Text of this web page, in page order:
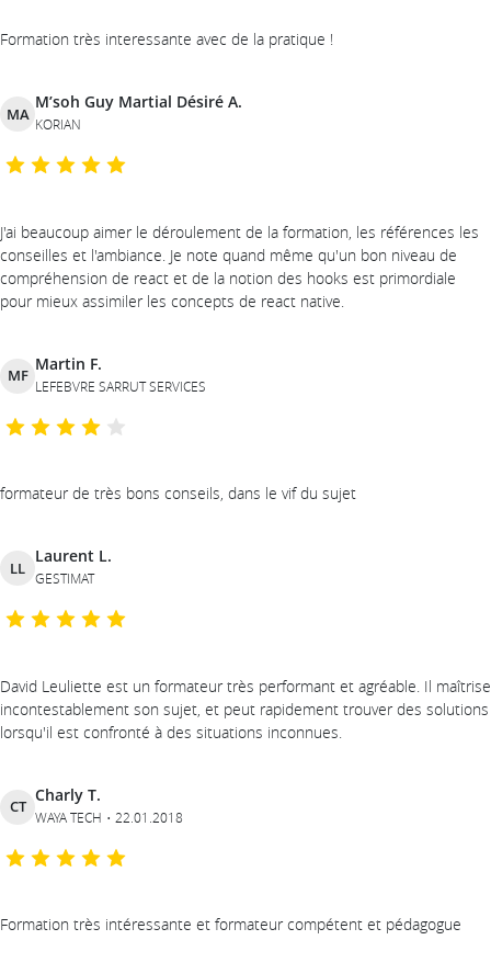
Formation très interessante avec de la pratique !
MA
M’soh Guy Martial Désiré A.
KORIAN
J'ai beaucoup aimer le déroulement de la formation, les références les
conseilles et l'ambiance. Je note quand même qu'un bon niveau de
compréhension de react et de la notion des hooks est primordiale
pour mieux assimiler les concepts de react native.
MF
Martin F.
LEFEBVRE SARRUT SERVICES
formateur de très bons conseils, dans le vif du sujet
LL
Laurent L.
GESTIMAT
David Leuliette est un formateur très performant et agréable. Il maîtrise
incontestablement son sujet, et peut rapidement trouver des solutions
lorsqu'il est confronté à des situations inconnues.
CT
Charly T.
WAYA TECH 22.01.2018
Formation très intéressante et formateur compétent et pédagogue